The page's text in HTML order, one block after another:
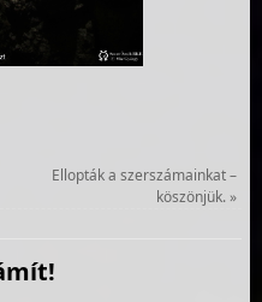
Ellopták a szerszámainkat –
köszönjük.»